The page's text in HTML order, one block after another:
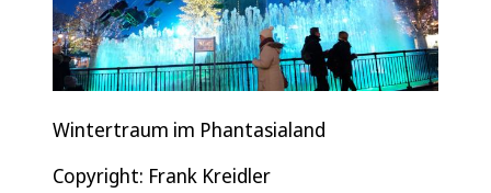
Wintertraum im Phantasialand
Copyright: Frank Kreidler